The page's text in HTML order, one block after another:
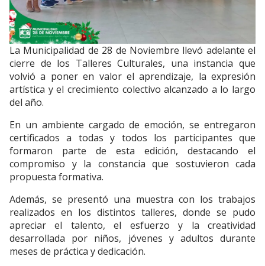
La Municipalidad de 28 de Noviembre llevó adelante el
cierre de los Talleres Culturales, una instancia que
volvió a poner en valor el aprendizaje, la expresión
artística y el crecimiento colectivo alcanzado a lo largo
del año.
En un ambiente cargado de emoción, se entregaron
certificados a todas y todos los participantes que
formaron parte de esta edición, destacando el
compromiso y la constancia que sostuvieron cada
propuesta formativa.
Además, se presentó una muestra con los trabajos
realizados en los distintos talleres, donde se pudo
apreciar el talento, el esfuerzo y la creatividad
desarrollada por niños, jóvenes y adultos durante
meses de práctica y dedicación.